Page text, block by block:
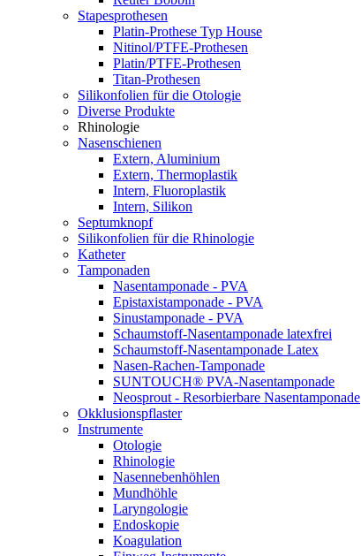
Stapesprothesen
Platin-Prothese Typ House
Nitinol/PTFE-Prothesen
Platin/PTFE-Prothesen
Titan-Prothesen
Silikonfolien für die Otologie
Diverse Produkte
Rhinologie
Nasenschienen
Extern, Aluminium
Extern, Thermoplastik
Intern, Fluoroplastik
Intern, Silikon
Septumknopf
Silikonfolien für die Rhinologie
Katheter
Tamponaden
Nasentamponade - PVA
Epistaxistamponade - PVA
Sinustamponade - PVA
Schaumstoff-Nasentamponade latexfrei
Schaumstoff-Nasentamponade Latex
Nasen-Rachen-Tamponade
SUNTOUCH® PVA-Nasentamponade
Neosprout - Resorbierbare Nasentamponade
Okklusionspflaster
Instrumente
Otologie
Rhinologie
Nasennebenhöhlen
Mundhöhle
Laryngologie
Endoskopie
Koagulation